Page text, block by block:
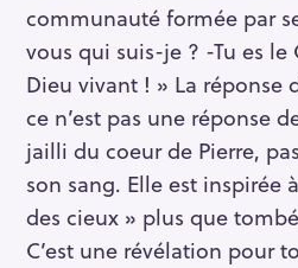
communauté formée par
vous qui suis-je ? -Tu es le
Dieu vivant ! » La réponse
ce n’est pas une réponse
jailli du coeur de Pierre,
son sang. Elle est inspirée
des cieux » plus que
C’est une révélation pour